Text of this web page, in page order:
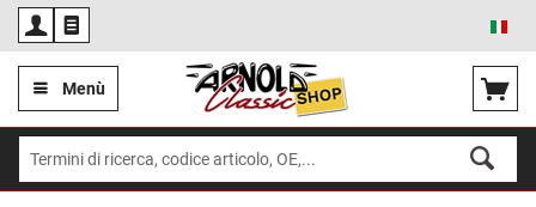
Menù